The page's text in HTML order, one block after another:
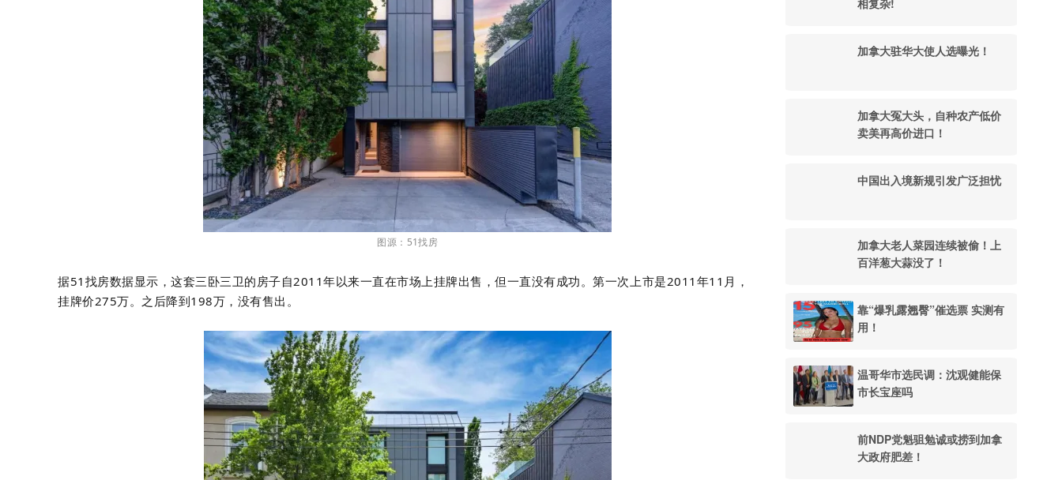
图源：51找房
据51找房数据显示，这套三卧三卫的房子自2011年以来一直在市场上挂牌出售，但一直没有成功。第一次上市是2011年11月，
挂牌价275万。之后降到198万，没有售出。
相复杂!
加拿大驻华大使人选曝光！
加拿大冤大头，自种农产低价
卖美再高价进口！
中国出入境新规引发广泛担忧
加拿大老人菜园连续被偷！上
百洋葱大蒜没了！
靠“爆乳露翘臀”催选票 实测有
用！
温哥华市选民调：沈观健能保
市长宝座吗
前NDP党魁驵勉诚或捞到加拿
大政府肥差！